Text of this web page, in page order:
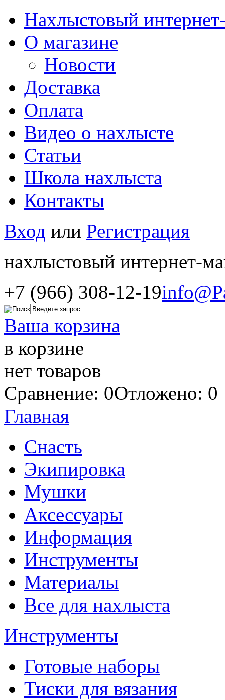
Нахлыстовый
О магазине
Новости
Доставка
Оплата
Видео о нахлысте
Статьи
Школа нахлыста
Контакты
Вход или Регистрация
нахлыстовый интернет-
+7 (966) 308-12-19
Ваша корзина
в корзине
нет товаров
Сравнение: 0Отложено: 0
Главная
Снасть
Экипировка
Мушки
Аксессуары
Информация
Инструменты
Материалы
Все для нахлыста
Инструменты
Готовые наборы
Тиски для вязания